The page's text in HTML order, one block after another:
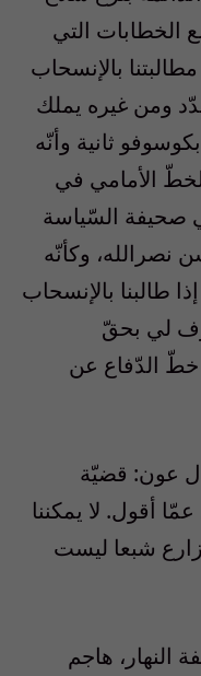
الخطابات التي
بالإنسحاب
ومن غيره يملك
ثانية وأنّه
الأمامي في
صحيفة السّياسة
نصرالله، وكأنّه
طالبنا بالإنسحاب
لي بحقّ
خطّ الدّفاع عن
عون: قضيّة
أقول. لا يمكننا
شبعا ليست
صحيفة النهار، هاجم